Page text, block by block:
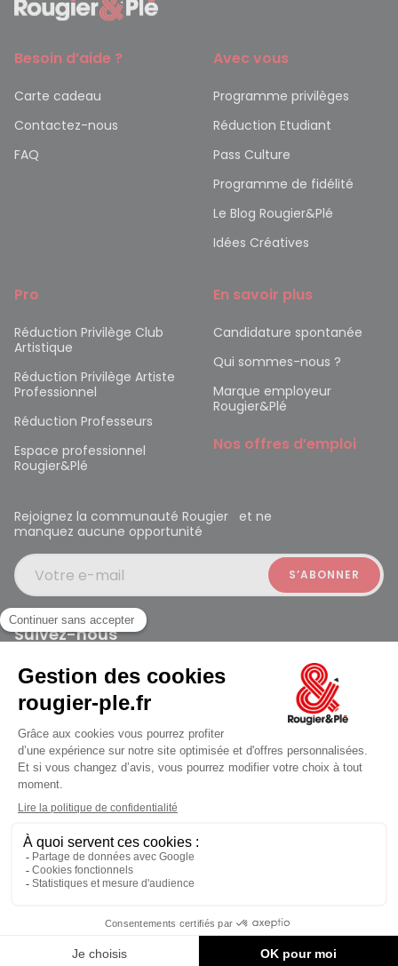
jusqu'au Vendredi à 10:00
Besoin d’aide ?
Carte cadeau
Contactez-nous
FAQ
Avec vous
Programme privilèges
Réduction Etudiant
Pass Culture
Programme de fidélité
Le Blog Rougier&Plé
Idées Créatives
Pro
Réduction Privilège Club
Artistique
Réduction Privilège Artiste
Professionnel
Réduction Professeurs
Espace professionnel
Rougier&Plé
En savoir plus
Candidature spontanée
Qui sommes-nous ?
Marque employeur
Rougier&Plé
Nos offres d’emploi
Rejoignez la communauté Rougier et ne
manquez aucune opportunité
Votre e-mail
Suivez-nous
Rougier et Plé 2024 Copyright
Mentions légales
Conditions générales des ventes
Données personnelles
Paiement sécurisé